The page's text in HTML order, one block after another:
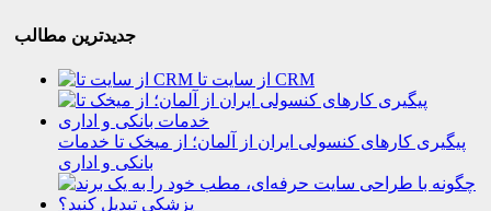
جدیدترین مطالب
از سایت تا CRM
پیگیری کارهای کنسولی ایران از آلمان؛ از میخک تا خدمات
بانکی و اداری